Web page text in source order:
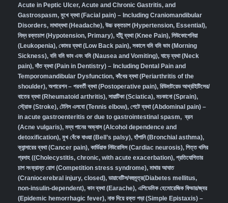
Acute in Peptic Ulcer, Acute and Chronic Gastritis, and
Gastrospasm, মুখে ব্যথা (Facial pain) – Including Craniomandibular
Disorders, মাথাব্যথা (Headache), উচ্চ রক্তচাপ (Hypertension, Essential),
নিম্ন রক্তচাপ (Hypotension, Primary), হাঁটু ব্যথা (Knee Pain), লিউকোপেনিয়া
(Leukopenia), কোমর ব্যথা (Low Back pain), সকালে বমি বমি ভাব (Morning
Sickness), বমি বমি ভাব এবং বমি (Nausea and Vomiting), ঘাড়ে ব্যথা (Neck
pain),দাঁত ব্যথা (Pain in Dentistry) – Including Dental Pain and
Temporomandibular Dysfunction, কাঁধের ব্যথা (Periarthritis of the
shoulder), অপারেশন – পরবর্তী ব্যথা (Postoperative pain), রিউমাটয়েড আর্থ্রাইটিসের/
বাতের ব্যথা (Rheumatoid arthritis), সায়াটিকা (Sciatica), মচকানো (Sprain),
স্ট্রোক (Stroke), টেনিস এলবো (Tennis elbow), পেটে ব্যথা (Abdominal pain) –
in acute gastroenteritis or due to gastrointestinal spasm, ব্রন
(Acne vulgaris), মদ্য পানের অভ্যাস (Alcohol dependence and
detoxification), মুখ বেঁকে যাওয়া (Bell’s palsy), হাঁপানি (Bronchial asthma),
ক্যান্সারের ব্যথা (Cancer pain), কার্ডিয়াক নিউরোসিস (Cardiac neurosis), পিত্ত থলির
প্রদাহ ((Cholecystitis, chronic, with acute exacerbation), প্রতিযোগিতার
চাপ সংক্রান্ত রোগ (Competition stress syndrome), মাথার আঘাত
(Craniocerebral injury, closed), ডায়াবেটিস/বহুমূত্র(Diabetes mellitus,
non-insulin-dependent), কান ব্যথা (Earache), এপিডেমিক হেমোরেজিক ফিভার/জ্বর
(Epidemic hemorrhagic fever), নাক দিয়ে রক্ত পড়া (Simple Epistaxis) –